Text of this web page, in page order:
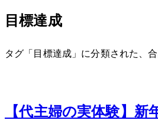
目標達成
タグ「目標達成」に分類された、合
【40代主婦の実体験】